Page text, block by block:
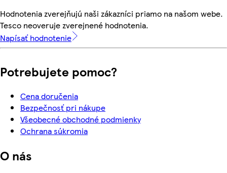
Hodnotenia zverejňujú naši zákazníci priamo na našom webe.
Tesco neoveruje zverejnené hodnotenia.
Napísať hodnotenie
Potrebujete pomoc?
Cena doručenia
Bezpečnosť pri nákupe
Všeobecné obchodné podmienky
Ochrana súkromia
O nás